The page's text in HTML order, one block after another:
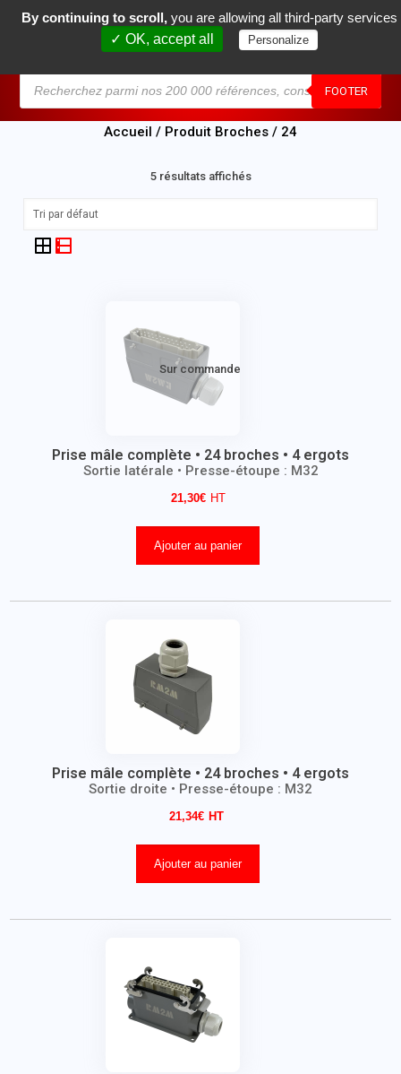
FOOTER
0
Accueil / Produit Broches / 24
5 résultats affichés
Sur commande
Prise mâle complète • 24 broches • 4 ergots
Sortie latérale • Presse-étoupe : M32
21,30€
Ajouter au panier
Prise mâle complète • 24 broches • 4 ergots
Sortie droite • Presse-étoupe : M32
21,34€
Ajouter au panier
By continuing to scroll, you are allowing all third-party services
✓ OK, accept all
Personalize